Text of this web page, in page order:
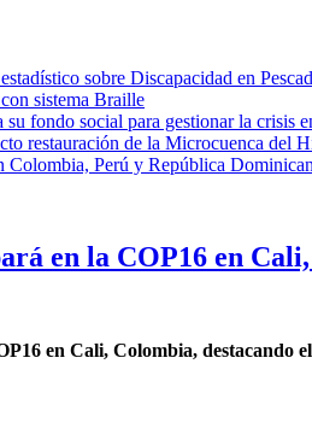
sobre Discapacidad en
sistema Braille
fondo social para gestionar la crisis
restauración de la Microcuenca del
Colombia, Perú y República
en la COP16 en
en Cali, Colombia, destacando